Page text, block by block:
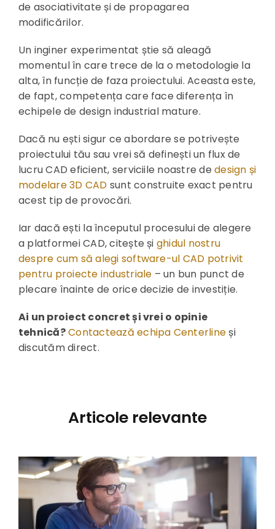
de asociativitate și de propagarea
modificărilor.
Un inginer experimentat știe să aleagă
momentul în care trece de la o metodologie la
alta, în funcție de faza proiectului. Aceasta este,
de fapt, competența care face diferența în
echipele de design industrial mature.
Dacă nu ești sigur ce abordare se potrivește
proiectului tău sau vrei să definești un flux de
lucru CAD eficient, serviciile noastre dedesign și
modelare 3D CAD sunt construite exact pentru
acest tip de provocări.
Iar dacă ești la începutul procesului de alegere
a platformei CAD, citește și ghidul nostru
despre cum să alegi software-ul CAD potrivit
pentru proiecte industriale – un bun punct de
plecare înainte de orice decizie de investiție.
Ai un proiect concret și vrei o opinie
tehnică?Contactează echipa Centerline și
discutăm direct.
Articole relevante